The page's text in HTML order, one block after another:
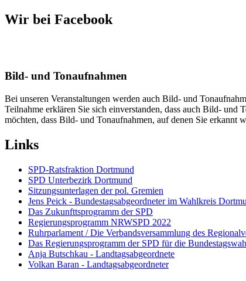
Wir bei Facebook
Bild- und Tonaufnahmen
Bei unseren Veranstaltungen werden auch Bild- und
Teilnahme erklären Sie sich einverstanden, dass auch Bild-
möchten, dass Bild- und Tonaufnahmen, auf denen Sie erkannt
Links
SPD-Ratsfraktion Dortmund
SPD Unterbezirk Dortmund
Sitzungsunterlagen der pol. Gremien
Jens Peick - Bundestagsabgeordneter im Wahlkreis
Das Zukunfttsprogramm der SPD
Regierungsprogramm NRWSPD 2022
Ruhrparlament / Die Verbandsversammlung des
Das Regierungsprogramm der SPD für die
Anja Butschkau - Landtagsabgeordnete
Volkan Baran - Landtagsabgeordneter